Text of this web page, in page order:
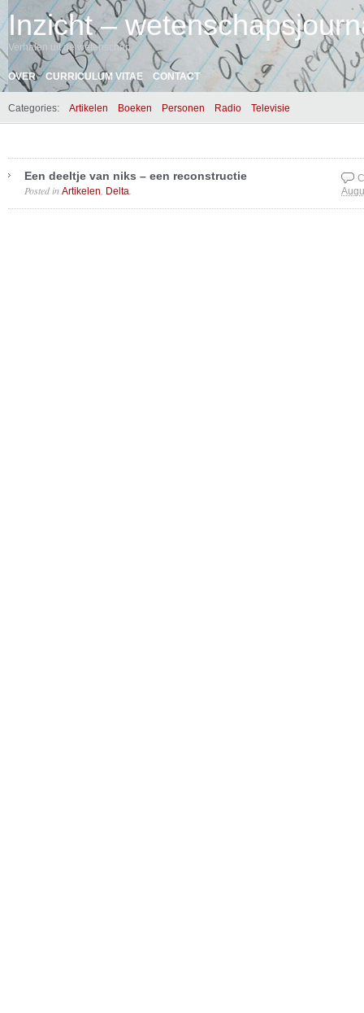
Inzicht –
Verhalen uit de wetenschap
OVER CURRICULUM VITAE CONTACT
Categories: Artikelen Boeken Personen Radio Televisie
Een deeltje van niks – een reconstructie
Posted in Artikelen Delta